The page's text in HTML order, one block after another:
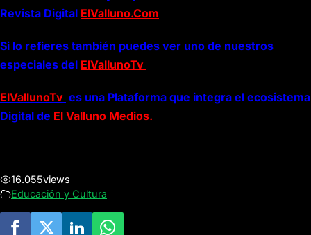
Revista Digital ElValluno.Com
Si lo refieres también puedes ver uno de nuestros
especiales del ElVallunoTv
ElVallunoTv es una Plataforma que integra el ecosistema
Digital de El Valluno Medios.
16.055views
Educación y Cultura